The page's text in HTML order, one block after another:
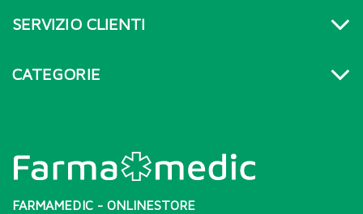
SERVIZIO CLIENTI
CATEGORIE
FARMAMEDIC - ONLINESTORE